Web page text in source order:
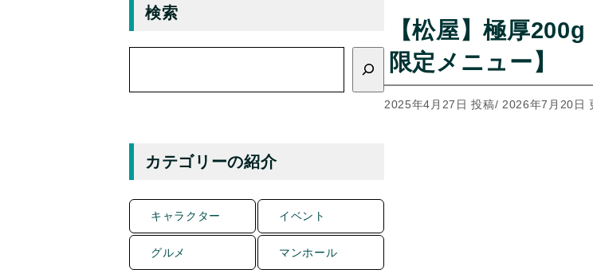
【松屋】極厚
限定メニュー】
2025年4月27日 投稿/ 2026年7月20日
検索
カテゴリーの紹介
キャラクター イベント
グルメ マンホール